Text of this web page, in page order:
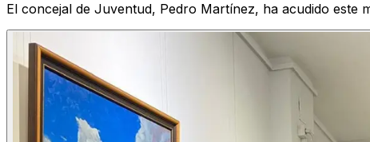
El concejal de Juventud, Pedro Martínez, ha acudido este